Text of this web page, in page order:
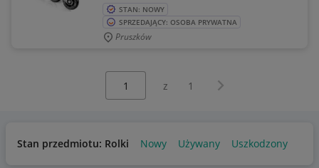
STAN: NOWY
SPRZEDAJĄCY: OSOBA PRYWATNA
Pruszków
z 1 Następna strona
Stan przedmiotu: Rolki Nowy Używany Uszkodzony